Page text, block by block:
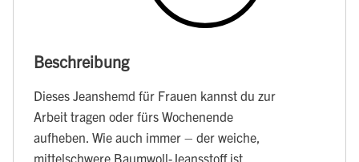
Beschreibung
Dieses Jeanshemd für Frauen kannst du zur
Arbeit tragen oder fürs Wochenende
aufheben. Wie auch immer – der weiche,
mittelschwere Baumwoll-Jeansstoff ist